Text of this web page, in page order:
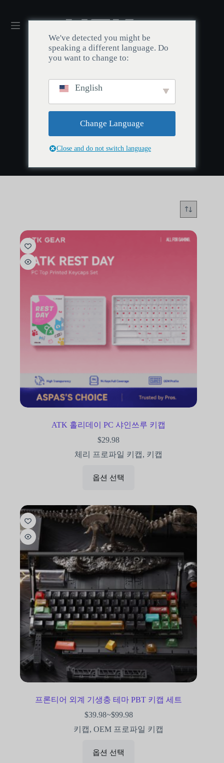
홈 / 맞춤형 키캡
맞춤형 키캡
ATK 홀리데이 PC 샤인쓰루 키캡
$29.98
체리 프로파일 키캡, 키캡
옵션 선택
프론티어 외계 기생충 테마 PBT 키캡 세트
$39.98~$99.98
키캡,OEM 프로파일 키캡
옵션 선택
We've detected you might be
speaking a different language. Do
you want to change to:
English
Change Language
Close and do not switch language